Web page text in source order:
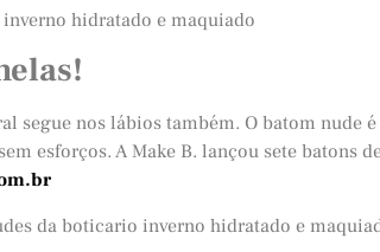
segue nos lábios também. O batom nude
esforços. A Make B. lançou sete batons